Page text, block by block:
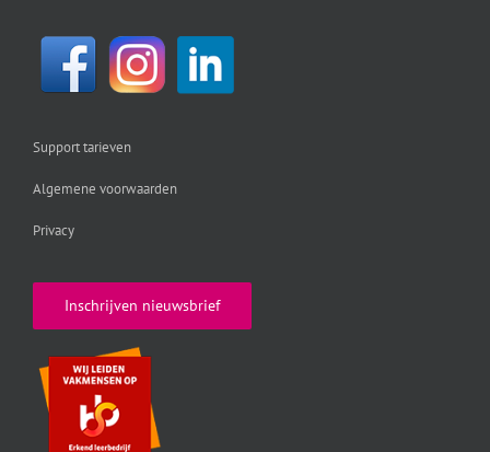
Support tarieven
Algemene voorwaarden
Privacy
Inschrijven nieuwsbrief